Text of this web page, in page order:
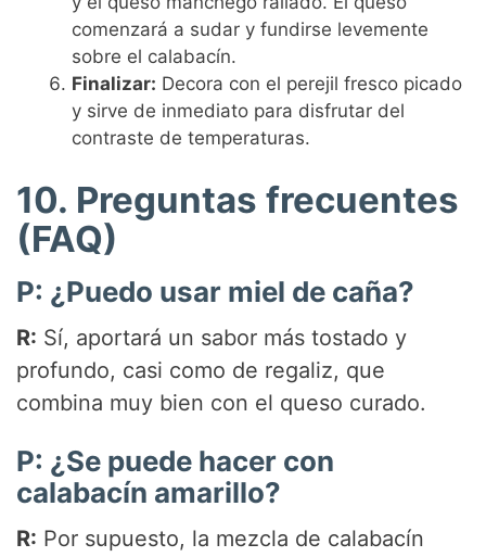
comenzará a sudar y fundirse levemente
sobre el calabacín.
Finalizar: Decora con el perejil fresco picado
y sirve de inmediato para disfrutar del
contraste de temperaturas.
10. Preguntas frecuentes
(FAQ)
P: ¿Puedo usar miel de caña?
R: Sí, aportará un sabor más tostado y
profundo, casi como de regaliz, que
combina muy bien con el queso curado.
P: ¿Se puede hacer con
calabacín amarillo?
R: Por supuesto, la mezcla de calabacín